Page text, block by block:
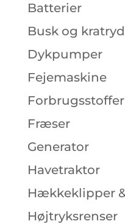
Batterier
Busk og
Dykpumper
Fejemaskine
Forbrugsstoffer
Fræser
Generator
Havetraktor
Hækkeklipper
Højtryksrenser